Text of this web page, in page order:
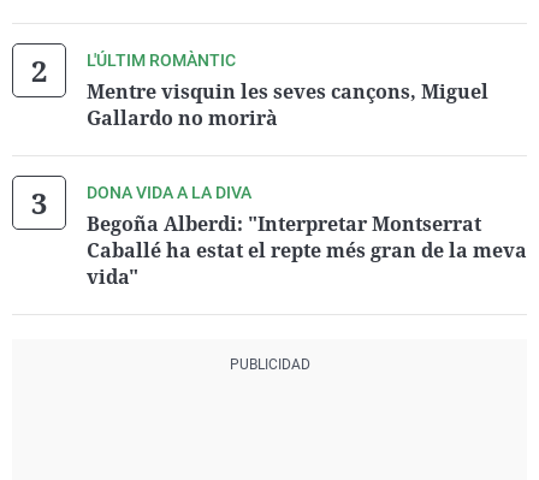
L'ÚLTIM ROMÀNTIC
Mentre visquin les seves cançons, Miguel
Gallardo no morirà
DONA VIDA A LA DIVA
Begoña Alberdi: "Interpretar Montserrat
Caballé ha estat el repte més gran de la meva
vida"